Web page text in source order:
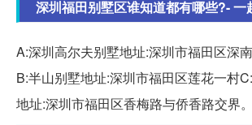
深圳福田别墅区谁知道都有哪些?- 一
A:深圳高尔夫别墅地址:深圳市福田区深
B:半山别墅地址:深圳市福田区莲花一村
地址:深圳市福田区香梅路与侨香路交界。